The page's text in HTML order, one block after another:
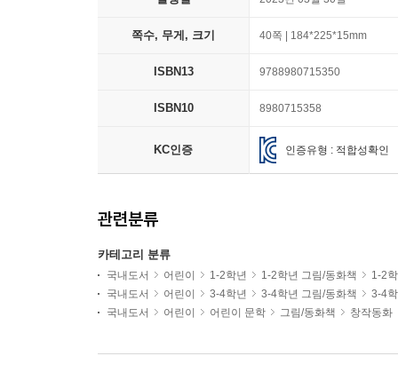
쪽수, 무게, 크기 40쪽 | 184*225*15mm
ISBN13 9788980715350
ISBN10 8980715358
KC인증 인증유형 : 적합성확인
관련분류
카테고리 분류
국내도서 어린이 1-2학년 1-2학년 그림/동화책
1-2
국내도서
어린이 3-4학년 3-4학년 그림/동화책
3-4
국내도서
어린이 어린이 문학 그림/동화책 창작동화